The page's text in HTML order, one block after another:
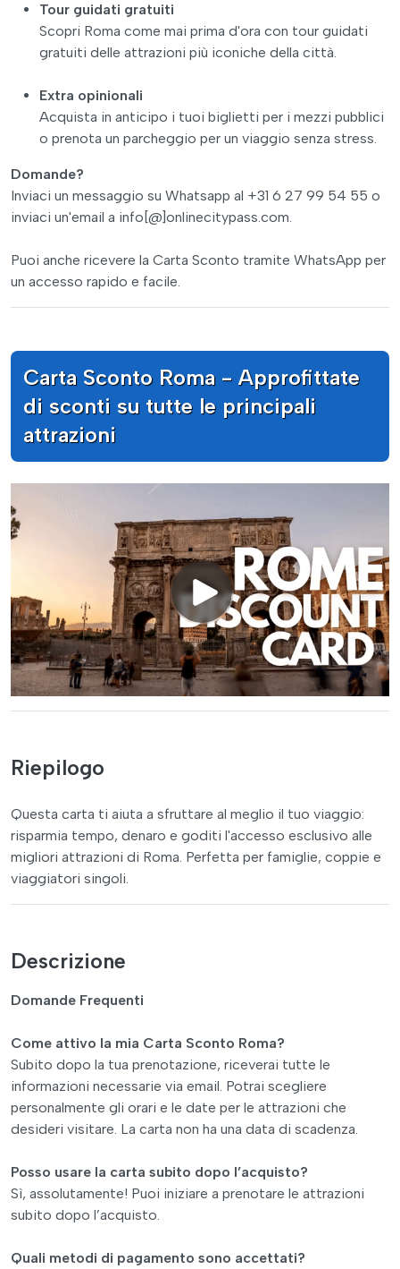
Tour guidati gratuiti
Scopri Roma come mai prima d'ora con tour guidati
gratuiti delle attrazioni più iconiche della città.
Extra opinionali
Acquista in anticipo i tuoi biglietti per i mezzi pubblici
o prenota un parcheggio per un viaggio senza stress.
Domande?
Inviaci un messaggio su Whatsapp al +31 6 27 99 54 55 o
inviaci un'email a info[@]onlinecitypass.com.
Puoi anche ricevere la Carta Sconto tramite WhatsApp per
un accesso rapido e facile.
Carta Sconto Roma - Approfittate
di sconti su tutte le principali
attrazioni
Riepilogo
Questa carta ti aiuta a sfruttare al meglio il tuo viaggio:
risparmia tempo, denaro e goditi l'accesso esclusivo alle
migliori attrazioni di Roma. Perfetta per famiglie, coppie e
viaggiatori singoli.
Descrizione
Domande Frequenti
Come attivo la mia Carta Sconto Roma?
Subito dopo la tua prenotazione, riceverai tutte le
informazioni necessarie via email. Potrai scegliere
personalmente gli orari e le date per le attrazioni che
desideri visitare. La carta non ha una data di scadenza.
Posso usare la carta subito dopo l’acquisto?
Sì, assolutamente! Puoi iniziare a prenotare le attrazioni
subito dopo l’acquisto.
Quali metodi di pagamento sono accettati?